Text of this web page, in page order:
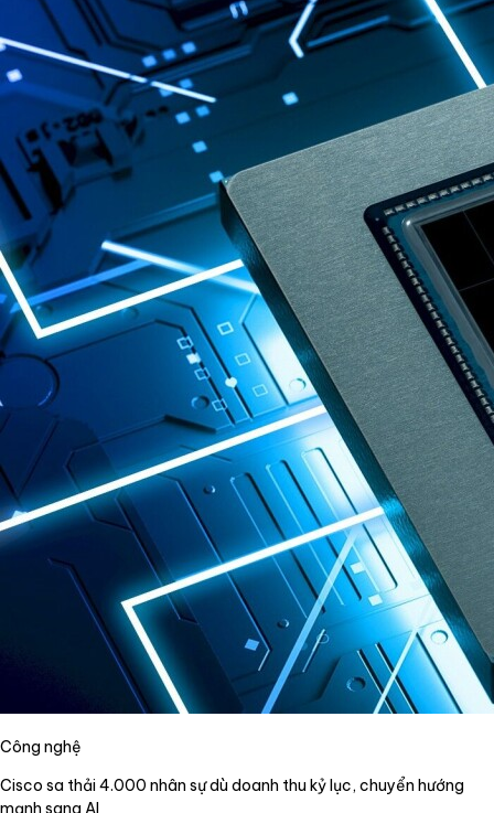
Công nghệ
Cisco sa thải 4.000 nhân sự dù doanh thu kỷ lục, chuyển hướng
mạnh sang AI